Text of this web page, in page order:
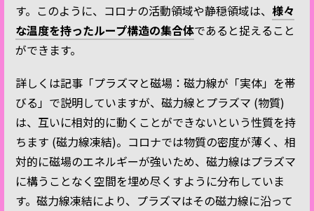
す。このように、コロナの活動領域や静穏領域は、 様々
な温度を持ったループ構造の集合体であると捉えること
ができます。
詳しくは記事「プラズマと磁場：磁力線が「実体」を帯
びる」で説明していますが、磁力線とプラズマ (物質)
は、互いに相対的に動くことができないという性質を持
ちます (磁力線凍結)。コロナでは物質の密度が薄く、相
対的に磁場のエネルギーが強いため、磁力線はプラズマ
に構うことなく空間を埋め尽くすように分布していま
す。磁力線凍結により、プラズマはその磁力線に沿って